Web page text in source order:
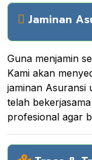
Jaminan
Guna menjamin
Kami akan
jaminan Asuransi
telah
profesional agar